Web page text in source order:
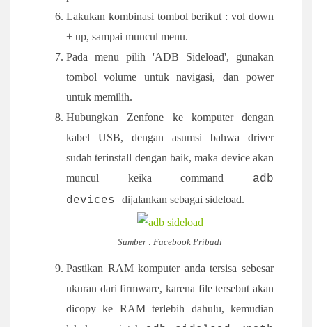
Lakukan kombinasi tombol berikut : vol down
+ up, sampai muncul menu.
Pada menu pilih 'ADB Sideload', gunakan
tombol volume untuk navigasi, dan power
untuk memilih.
Hubungkan Zenfone ke komputer dengan
kabel USB, dengan asumsi bahwa driver
sudah terinstall dengan baik, maka device akan
muncul keika command adb
devices dijalankan sebagai sideload.
Sumber : Facebook Pribadi
Pastikan RAM komputer anda tersisa sebesar
ukuran dari firmware, karena file tersebut akan
dicopy ke RAM terlebih dahulu, kemudian